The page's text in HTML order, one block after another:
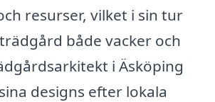
resurser, vilket i sin tur
både vacker och
i Äsköping
designs efter lokala